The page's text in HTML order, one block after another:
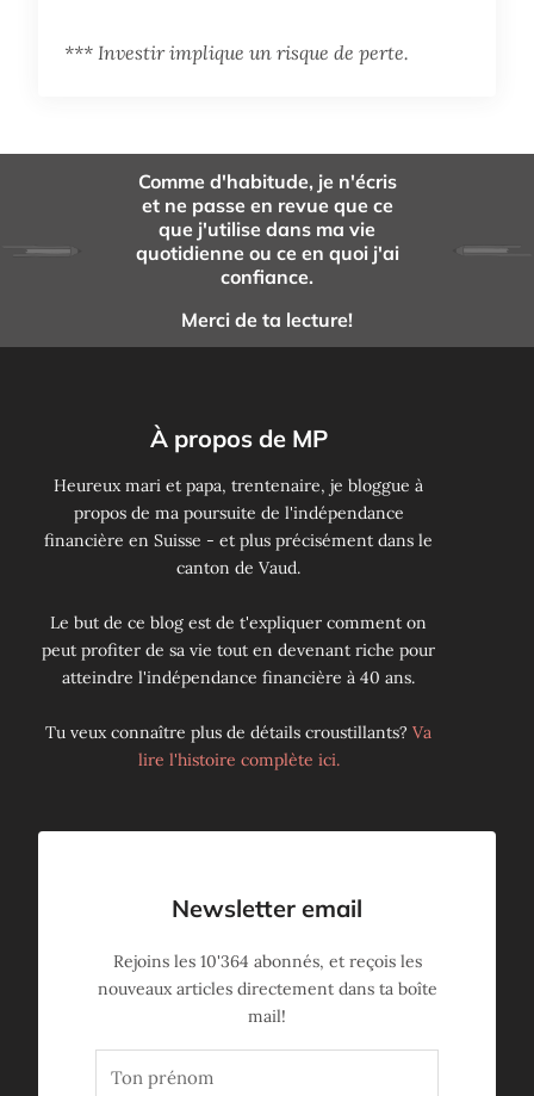
*** Investir implique un risque de perte.
Comme d'habitude, je n'écris
et ne passe en revue que ce
que j'utilise dans ma vie
quotidienne ou ce en quoi j'ai
confiance.
Merci de ta lecture!
À propos de MP
Heureux mari et papa, trentenaire, je bloggue à
propos de ma poursuite de l'indépendance
financière en Suisse - et plus précisément dans le
canton de Vaud.
Le but de ce blog est de t'expliquer comment on
peut profiter de sa vie tout en devenant riche pour
atteindre l'indépendance financière à 40 ans.
Tu veux connaître plus de détails croustillants? Va
lire l'histoire complète ici.
Newsletter email
Rejoins les 10'364 abonnés, et reçois les
nouveaux articles directement dans ta boîte
mail!